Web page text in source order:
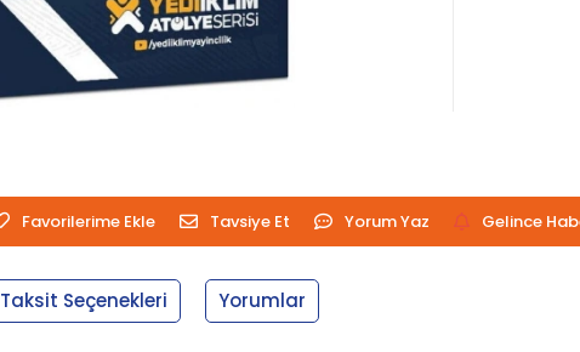
Favorilerime Ekle Tavsiye Et Yorum Yaz Gelince
Taksit Seçenekleri Yorumlar